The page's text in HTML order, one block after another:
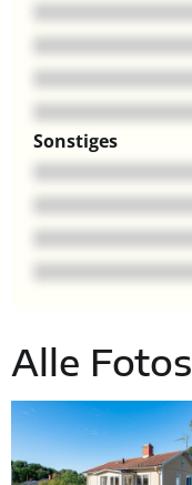
Sonstiges
Alle Fotos